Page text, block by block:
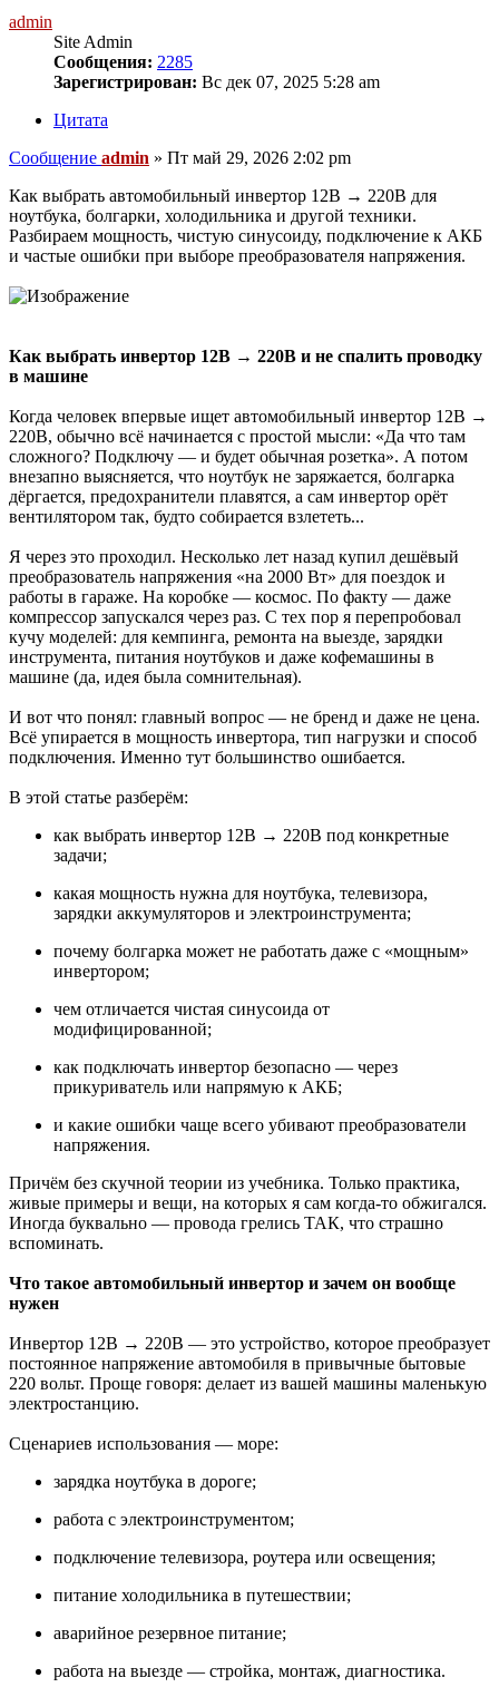
admin
Site Admin
Сообщения: 2285
Зарегистрирован: Вс дек 07, 2025 5:28 am
Цитата
Сообщение admin » Пт май 29, 2026 2:02 pm
Как выбрать автомобильный инвертор 12В → 220В для
ноутбука, болгарки, холодильника и другой техники.
Разбираем мощность, чистую синусоиду, подключение к АКБ
и частые ошибки при выборе преобразователя напряжения.
Как выбрать инвертор 12В → 220В и не спалить проводку
в машине
Когда человек впервые ищет автомобильный инвертор 12В →
220В, обычно всё начинается с простой мысли: «Да что там
сложного? Подключу — и будет обычная розетка». А потом
внезапно выясняется, что ноутбук не заряжается, болгарка
дёргается, предохранители плавятся, а сам инвертор орёт
вентилятором так, будто собирается взлететь...
Я через это проходил. Несколько лет назад купил дешёвый
преобразователь напряжения «на 2000 Вт» для поездок и
работы в гараже. На коробке — космос. По факту — даже
компрессор запускался через раз. С тех пор я перепробовал
кучу моделей: для кемпинга, ремонта на выезде, зарядки
инструмента, питания ноутбуков и даже кофемашины в
машине (да, идея была сомнительная).
И вот что понял: главный вопрос — не бренд и даже не цена.
Всё упирается в мощность инвертора, тип нагрузки и способ
подключения. Именно тут большинство ошибается.
В этой статье разберём:
как выбрать инвертор 12В → 220В под конкретные
задачи;
какая мощность нужна для ноутбука, телевизора,
зарядки аккумуляторов и электроинструмента;
почему болгарка может не работать даже с «мощным»
инвертором;
чем отличается чистая синусоида от
модифицированной;
как подключать инвертор безопасно — через
прикуриватель или напрямую к АКБ;
и какие ошибки чаще всего убивают преобразователи
напряжения.
Причём без скучной теории из учебника. Только практика,
живые примеры и вещи, на которых я сам когда-то обжигался.
Иногда буквально — провода грелись ТАК, что страшно
вспоминать.
Что такое автомобильный инвертор и зачем он вообще
нужен
Инвертор 12В → 220В — это устройство, которое преобразует
постоянное напряжение автомобиля в привычные бытовые
220 вольт. Проще говоря: делает из вашей машины маленькую
электростанцию.
Сценариев использования — море:
зарядка ноутбука в дороге;
работа с электроинструментом;
подключение телевизора, роутера или освещения;
питание холодильника в путешествии;
аварийное резервное питание;
работа на выезде — стройка, монтаж, диагностика.